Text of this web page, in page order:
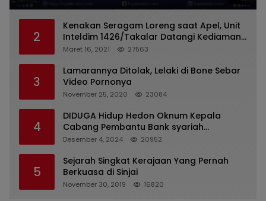
2
Kenakan Seragam Loreng saat Apel, Unit
Inteldim 1426/Takalar Datangi Kediaman
Kasatpol PP
Maret 16, 2021 27563
3
Lamarannya Ditolak, Lelaki di Bone Sebar
Video Pornonya
November 25, 2020 23084
4
DIDUGA Hidup Hedon Oknum Kepala
Cabang Pembantu Bank syariah
Indonesia Unit Hasan Basri di Banjarmasin
Milyaran Rupiah dan Bilyet Giro Tidak
Terdaftar, OJK Kalsel : Bertemu Tanggal 11
Desember 4, 2024 20952
5
Sejarah Singkat Kerajaan Yang Pernah
Berkuasa di Sinjai
November 30, 2019 16820